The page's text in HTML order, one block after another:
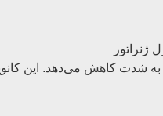
شدت کاهش می‌دهد. این